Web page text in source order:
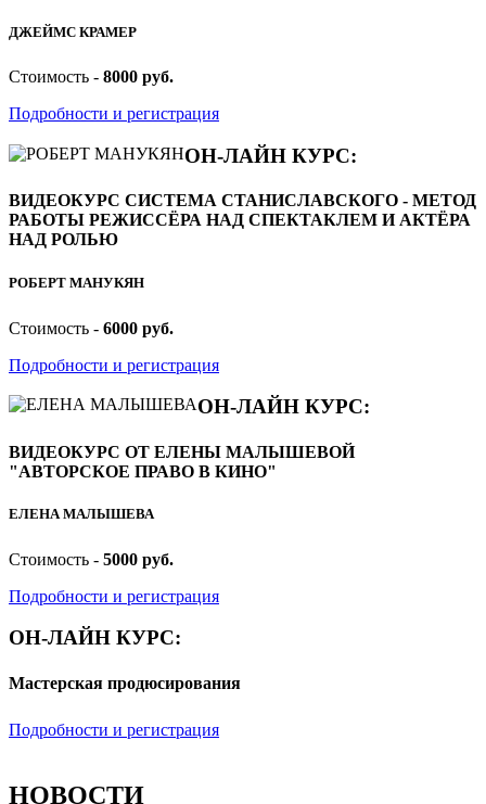
ДЖЕЙМС КРАМЕР
Стоимость - 8000 руб.
Подробности и регистрация
ОН-ЛАЙН КУРС:
ВИДЕОКУРС СИСТЕМА СТАНИСЛАВСКОГО - МЕТОД
РАБОТЫ РЕЖИССЁРА НАД СПЕКТАКЛЕМ И АКТЁРА
НАД РОЛЬЮ
РОБЕРТ МАНУКЯН
Стоимость - 6000 руб.
Подробности и регистрация
ОН-ЛАЙН КУРС:
ВИДЕОКУРС ОТ ЕЛЕНЫ МАЛЫШЕВОЙ
"АВТОРСКОЕ ПРАВО В КИНО"
ЕЛЕНА МАЛЫШЕВА
Стоимость - 5000 руб.
Подробности и регистрация
ОН-ЛАЙН КУРС:
Мастерская продюсирования
Подробности и регистрация
НОВОСТИ